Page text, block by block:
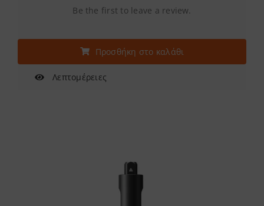
Be the first to leave a review.
Προσθήκη στο καλάθι
Λεπτομέρειες